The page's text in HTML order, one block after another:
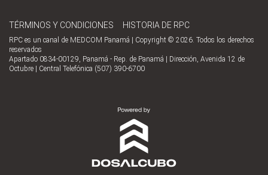
TÉRMINOS Y CONDICIONES HISTORIA DE RPC
RPC es un canal de MEDCOM Panamá | Copyright © 2026. Todos los derechos
reservados
Apartado 0834-00129, Panamá - Rep. de Panamá | Dirección, Avenida 12 de
Octubre | Central Telefónica (507) 390-6700